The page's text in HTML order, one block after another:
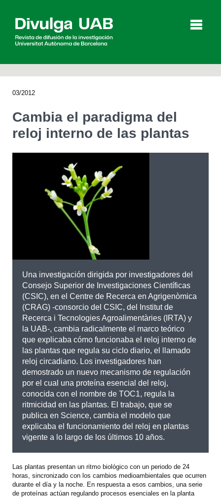
English Català
BUSCAR
03/2012
Cambia el paradigma del
reloj interno de las plantas
Una investigación dirigida por investigadores del
Consejo Superior de Investigaciones Científicas
(CSIC), en el Centre de Recerca en Agrigenòmica
(CRAG) -consorcio del CSIC, del Institut de
Recerca i Tecnologies Agroalimentàries (IRTA) y
la UAB-, cambia radicalmente el marco teórico
que explicaba cómo funcionaba el reloj interno de
las plantas que regula su ciclo diario, el llamado
reloj circadiano. Los investigadores han
demostrado un nuevo mecanismo de regulación
por el cual una proteína esencial del reloj,
conocida con el nombre de TOC1, regula la
ritmicidad en las plantas. El trabajo, que se
publica en Science, cambia el modelo que
explicaba el funcionamiento del reloj en plantas
vigente a lo largo de los últimos 10 años.
Las plantas presentan un ritmo biológico con un periodo de 24
horas, sincronizado con los cambios medioambientales que ocurren
durante el día y la noche. En respuesta a esos cambios, una serie
de proteínas actúan regulando procesos esenciales en la planta